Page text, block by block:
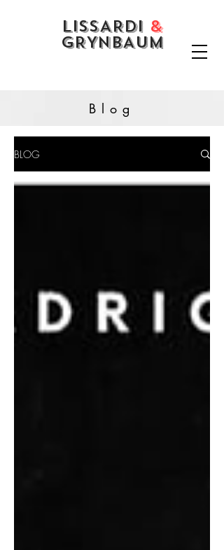
LISSARDI &
GRYNBAUM
Blog
BLOG